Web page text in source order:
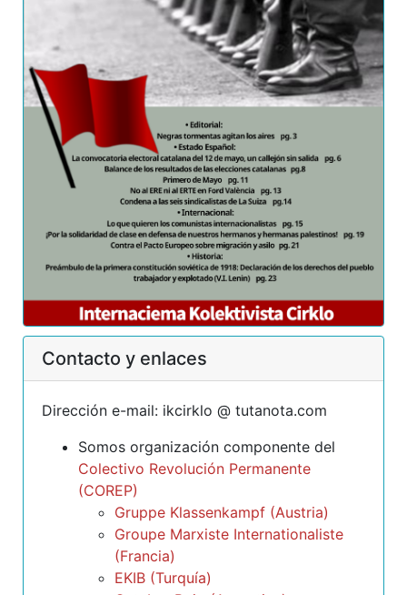
Contacto y enlaces
Dirección e-mail: ikcirklo @ tutanota.com
Somos organización componente del
Colectivo Revolución Permanente
(COREP)
Gruppe Klassenkampf (Austria)
Groupe Marxiste Internationaliste
(Francia)
EKIB (Turquía)